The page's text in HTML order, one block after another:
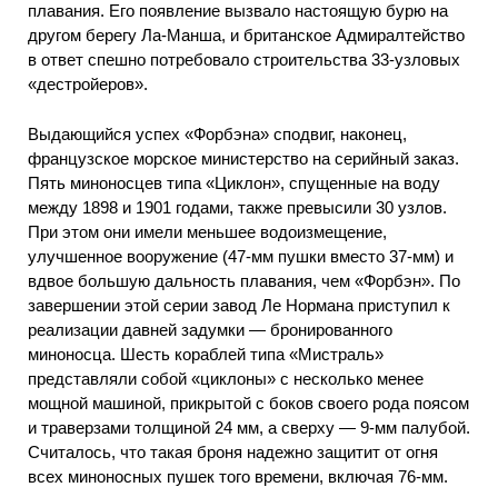
плавания. Его появление вызвало настоящую бурю на
другом берегу Ла-Манша, и британское Адмиралтейство
в ответ спешно потребовало строительства 33-узловых
«дестройеров».
Выдающийся успех «Форбэна» сподвиг, наконец,
французское морское министерство на серийный заказ.
Пять миноносцев типа «Циклон», спущенные на воду
между 1898 и 1901 годами, также превысили 30 узлов.
При этом они имели меньшее водоизмещение,
улучшенное вооружение (47-мм пушки вместо 37-мм) и
вдвое большую дальность плавания, чем «Форбэн». По
завершении этой серии завод Ле Нормана приступил к
реализации давней задумки — бронированного
миноносца. Шесть кораблей типа «Мистраль»
представляли собой «циклоны» с несколько менее
мощной машиной, прикрытой с боков своего рода поясом
и траверзами толщиной 24 мм, а сверху — 9-мм палубой.
Считалось, что такая броня надежно защитит от огня
всех миноносных пушек того времени, включая 76-мм.